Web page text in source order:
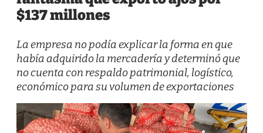
$137 millones
La empresa no podía explicar la forma en que
había adquirido la mercadería y determinó que
no cuenta con respaldo patrimonial, logístico,
económico para su volumen de exportaciones